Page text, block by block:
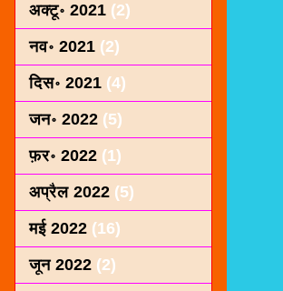
अक्टू॰ 2021 (2)
नव॰ 2021 (2)
दिस॰ 2021 (4)
जन॰ 2022 (5)
फ़र॰ 2022 (1)
अप्रैल 2022 (5)
मई 2022 (16)
जून 2022 (2)